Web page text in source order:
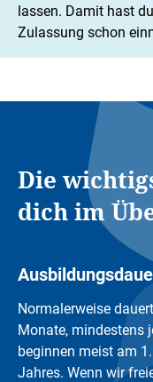
lassen. Damit hast
Zulassung schon
Die
dich im
Normalerweise
Monate, mindestens
beginnen meist am
Jahres. Wenn wir